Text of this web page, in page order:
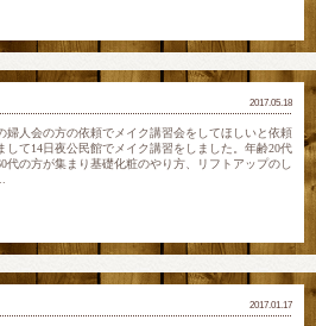
2017.05.18
婦人会の方の依頼でメイク講習会をしてほしいと依頼
して14日夜公民館でメイク講習をしました。年齢20代
代の方が集まり基礎化粧のやり方、リフトアップのし
2017.01.17